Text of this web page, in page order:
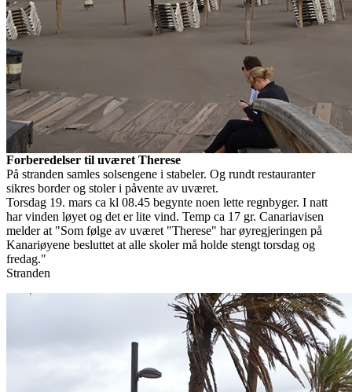
Forberedelser til uværet Therese
På stranden samles solsengene i stabeler. Og rundt restauranter
sikres border og stoler i påvente av uværet.
Torsdag 19. mars ca kl 08.45 begynte noen lette regnbyger. I natt
har vinden løyet og det er lite vind. Temp ca 17 gr. Canariavisen
melder at "Som følge av uværet "Therese" har øyregjeringen på
Kanariøyene besluttet at alle skoler må holde stengt torsdag og
fredag."
Stranden